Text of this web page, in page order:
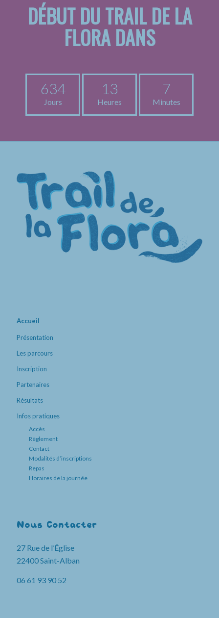
DÉBUT DU TRAIL DE LA
FLORA DANS
634
Jours
13
Heures
7
Minutes
Accueil
Présentation
Les parcours
Inscription
Partenaires
Résultats
Infos pratiques
Accès
Règlement
Contact
Modalités d’inscriptions
Repas
Horaires de la journée
Nous Contacter
27 Rue de l’Église
22400 Saint-Alban
06 61 93 90 52